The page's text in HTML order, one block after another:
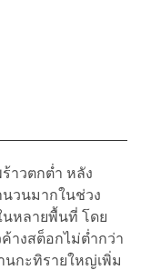
าวตกต่ำ หลัง
วนมากในช่วง
นหลายพื้นที่ โดย
างสต็อกไม่ต่ำกว่า
นกะทิรายใหญ่เพิ่ม